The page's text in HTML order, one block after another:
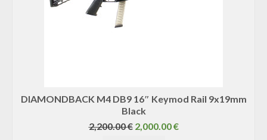
DIAMONDBACK M4 DB9 16″ Keymod Rail 9x19mm
Black
2,200.00€ El
2,000.00€El